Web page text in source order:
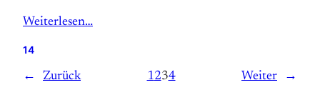
Weiterlesen…
14
← Zurück 1234 Weiter →